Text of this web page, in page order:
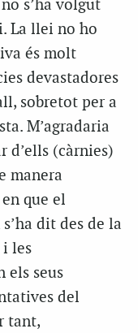
s’ha volgut
La llei no ho
és molt
devastadores
sobretot per a
M’agradaria
d’ells (càrnies)
manera
que el
dit des de la
i les
els seus
del
tant,